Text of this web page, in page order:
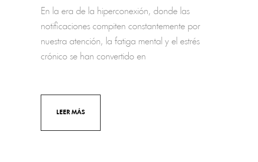
En la era de la hiperconexión, donde las
notificaciones compiten constantemente por
nuestra atención, la fatiga mental y el estrés
crónico se han convertido en
LEER MÁS